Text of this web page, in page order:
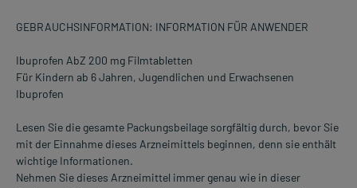
GEBRAUCHSINFORMATION: INFORMATION FÜR ANWENDER
Ibuprofen AbZ 200 mg Filmtabletten
Für Kindern ab 6 Jahren, Jugendlichen und Erwachsenen
Ibuprofen
Lesen Sie die gesamte Packungsbeilage sorgfältig durch, bevor Sie
mit der Einnahme dieses Arzneimittels beginnen, denn sie enthält
wichtige Informationen.
Nehmen Sie dieses Arzneimittel immer genau wie in dieser